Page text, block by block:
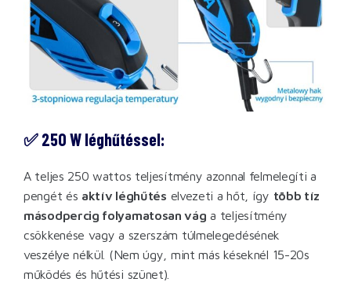
✅ 250 W léghűtéssel:
A teljes 250 wattos teljesítmény azonnal felmelegíti a
pengét és aktív léghűtés elvezeti a hőt, így több tíz
másodpercig folyamatosan vág a teljesítmény
csökkenése vagy a szerszám túlmelegedésének
veszélye nélkül. (Nem úgy, mint más késeknél 15-20s
működés és hűtési szünet).